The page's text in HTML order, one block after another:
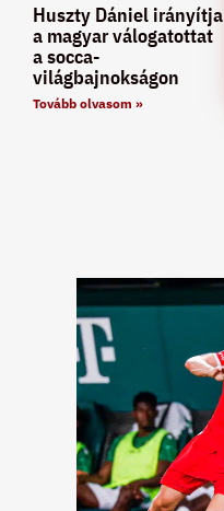
Huszty Dániel irányítja
a magyar válogatottat
a socca-
világbajnokságon
Tovább olvasom »